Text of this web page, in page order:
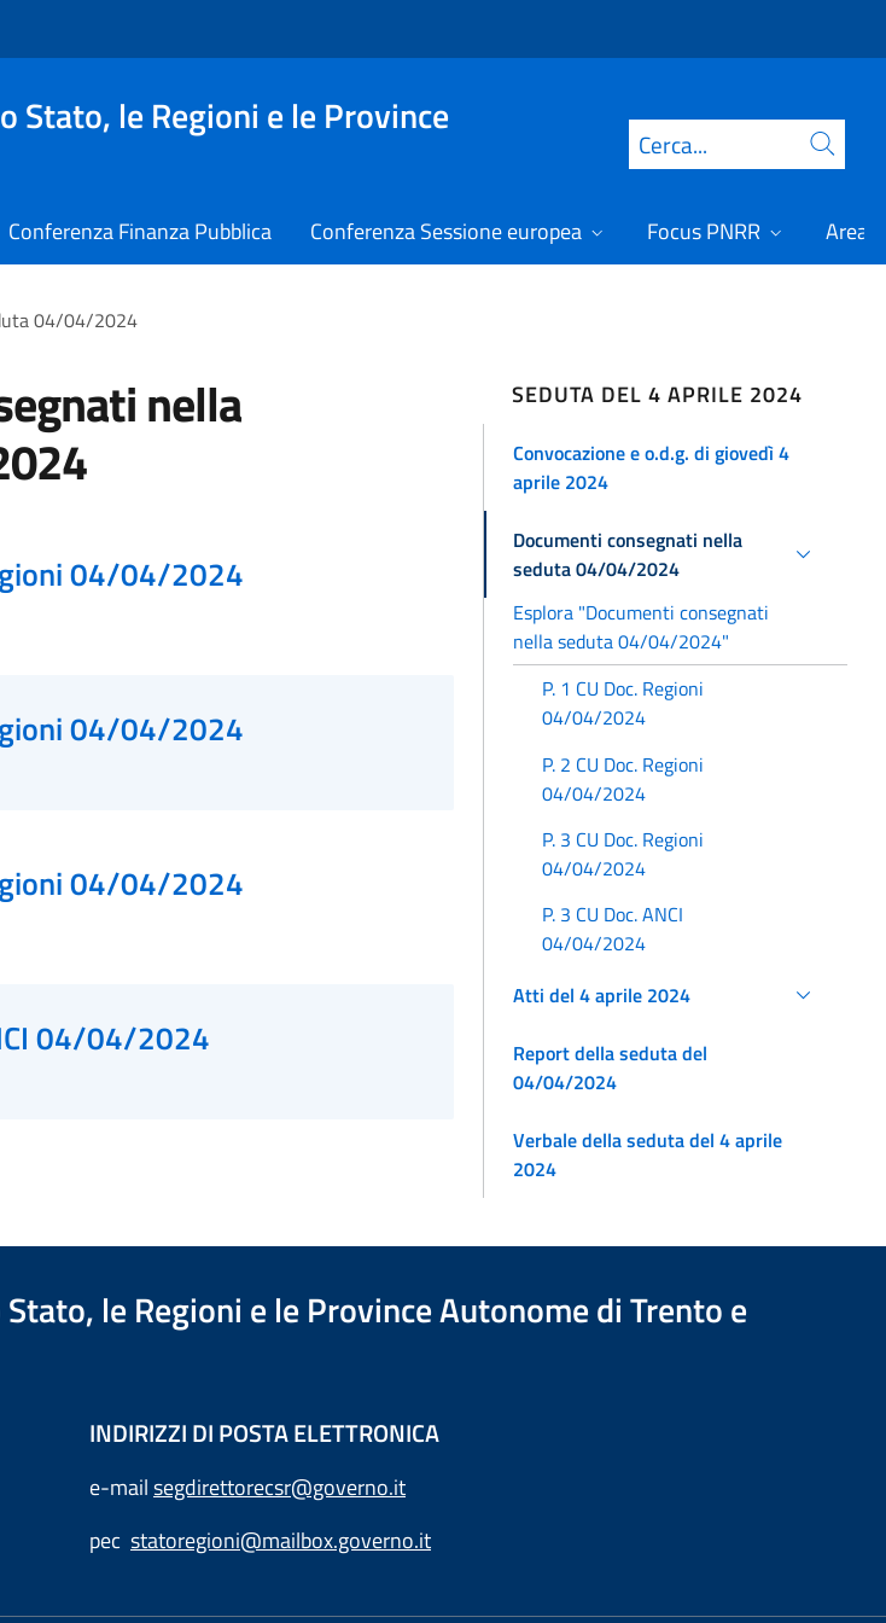
Stato, le Regioni e le Province
Cerca
Conferenza Finanza Pubblica Conferenza Sessione europea Focus PNRR Area
04/04/2024
nella
04/04/2024
04/04/2024
04/04/2024
04/04/2024
SEDUTA DEL 4 APRILE 2024
Convocazione e o.d.g. di giovedì 4
aprile 2024
Documenti consegnati nella
seduta 04/04/2024
Esplora "Documenti consegnati
nella seduta 04/04/2024"
P. 1 CU Doc. Regioni
04/04/2024
P. 2 CU Doc. Regioni
04/04/2024
P. 3 CU Doc. Regioni
04/04/2024
P. 3 CU Doc. ANCI
04/04/2024
Atti del 4 aprile 2024
Report della seduta del
04/04/2024
Verbale della seduta del 4 aprile
2024
le Regioni e le Province Autonome di Trento e
INDIRIZZI DI POSTA ELETTRONICA
e-mailsegdirettorecsr@governo.it
pec statoregioni@mailbox.governo.it